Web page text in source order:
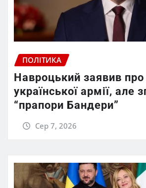
ПОЛІТИКА
Навроцький заявив
української армії, але
“прапори Бандери”
Сер 7, 2026